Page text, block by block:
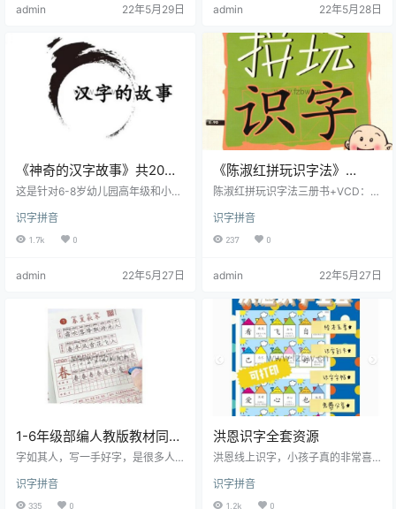
会有种天生的亲切感。 比如： 分果
让多多，多多让哥哥。都说要小
个，外婆乐呵呵。数数山上一只
虎，林中一只鹿，路边一头猪，草
里一只兔，还有一只鼠。数一数，
一二三四五，虎鹿猪…
admin 22年5月29日
前，帝王之家供皇子学习的启蒙读
让作者将当时的所有书浓缩为一千
个字。现在，被认为是“中国社会乃
至世界教育史上问世最早、流传最
久、影响最大的蒙学教材&rdq…
admin 22年5月28日
《神奇的汉字故事》共20集
动画视频
这是针对6-8岁幼儿园高年级和小学
字启蒙教育动画片。365天每天5分
钟认识1个字，通过动画连续剧的方
理解了这个字，才能真正记住并运
事”遵循从形象到抽象的儿童认知逻
辑来进行汉字分类，通过场景式的
科学识字法，构建&…
识字拼音
1.7k 0
admin 22年5月27日
《陈淑红拼玩识字法》
1VCD+3本书
陈淑红拼玩识字法三册书+VCD：
字教材。适合幼儿园大班及小学低
年级学生在家长或老师指导下使
“意近字”和“声近字”三大系统，并在
法开创了“动手识字”的先…
识字拼音
237 0
admin 22年5月27日
1-6年级部编人教版教材同步
描红字帖
字如其人，写一手好字，是很多人
养成写好字的习惯，却不知从何下
手。 字帖绝对是绝大部分中小学生
识字拼音
335 0
洪恩识字全套资源
洪恩线上识字，小孩子真的非常喜
时间使用电子产品非常伤眼 这里给
大家分享洪恩识字全套资料 可打印
识字拼音
1.2k 0